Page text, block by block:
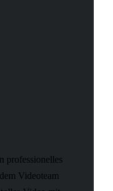
professionelles
Videoteam